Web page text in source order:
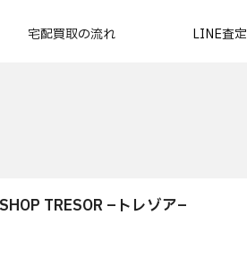
宅配買取の流れ LINE査定
TRESOR –トレゾア–